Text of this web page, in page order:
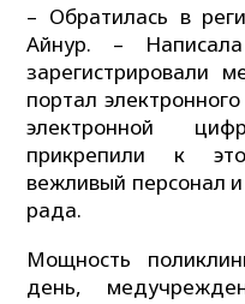
– Обратилась в
Айнур. – Написала
зарегистрировали
портал
электронной
прикрепили к
вежливый персонал
рада.
Мощность
день,